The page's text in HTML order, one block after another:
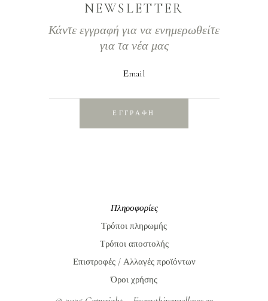
NEWSLETTER
Κάντε εγγραφή για να ενημερωθείτε
για τα νέα μας
Εmail
ΕΓΓΡΑΦΗ
Πληροφορίες
Τρόποι πληρωμής
Τρόποι αποστολής
Επιστροφές / Αλλαγές προϊόντων
Όροι χρήσης